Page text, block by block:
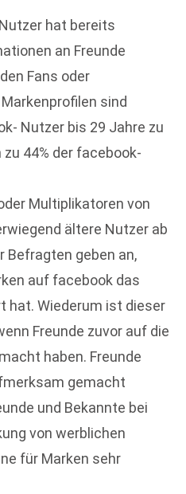
hat bereits
an Freunde
Fans oder
sind
Nutzer bis 29 Jahre zu
44% der facebook-
Multiplikatoren von
ältere Nutzer ab
Befragten geben an,
auf facebook das
hat. Wiederum ist dieser
Freunde zuvor auf die
haben. Freunde
gemacht
und Bekannte bei
von werblichen
für Marken sehr